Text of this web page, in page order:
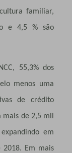
familiar,
e 4,5 % são
55,3% dos
menos uma
de crédito
mais de 2,5 mil
em
2018. Em mais